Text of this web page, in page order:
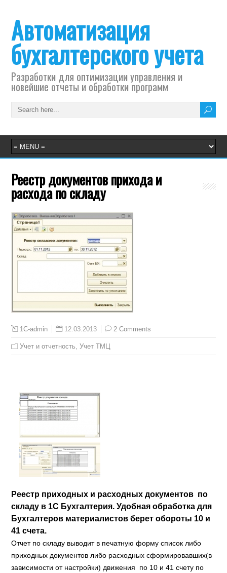
Автоматизация
бухгалтерского учета
Разработки для оптимизации управления и
новейшие отчеты и обработки программ
Реестр документов прихода и
расхода по складу
1C-admin 12.03.2013 2 Comments
Учет и отчетность,Учет ТМЦ
Реестр приходных и расходных документов по
складу в 1С Бухгалтерия. Удобная обработка для
Бухгалтеров материалистов берет обороты 10 и
41 счета.
Отчет по складу выводит в печатную форму список либо
приходных документов либо расходных сформировавших(в
зависимости от настройки) движения по 10 и 41 счету по